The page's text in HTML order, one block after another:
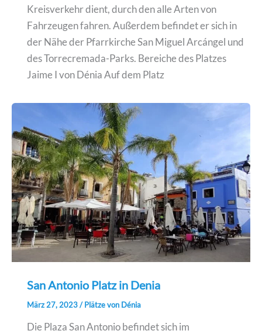
Kreisverkehr dient, durch den alle Arten von
Fahrzeugen fahren. Außerdem befindet er sich in
der Nähe der Pfarrkirche San Miguel Arcángel und
des Torrecremada-Parks. Bereiche des Platzes
Jaime I von Dénia Auf dem Platz
San Antonio Platz in Denia
März 27, 2023/Plätze von Dénia
Die Plaza San Antonio befindet sich im